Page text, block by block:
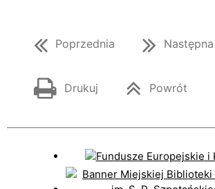
Poprzednia Następna
Drukuj Powrót